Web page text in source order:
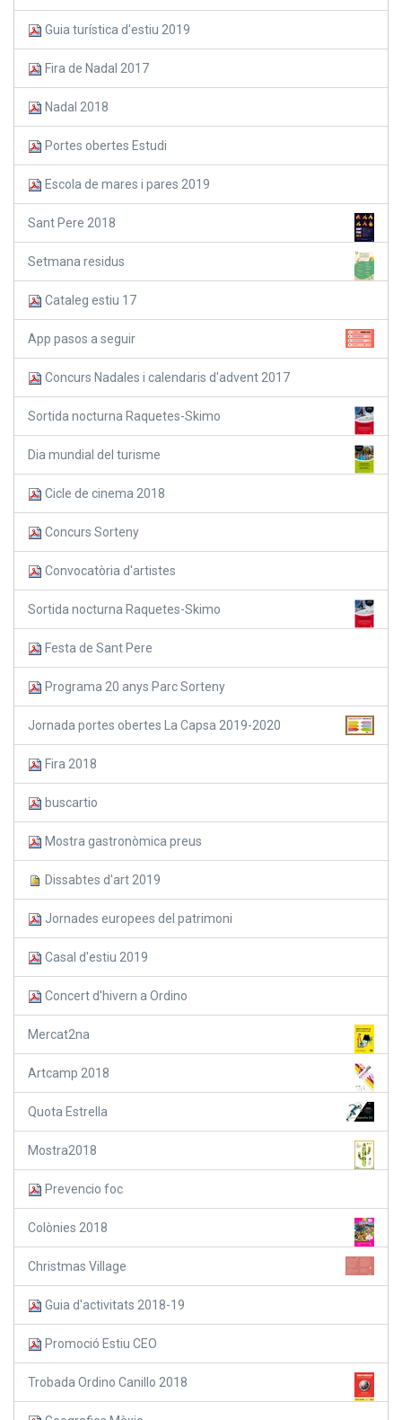
Guia turística d'estiu 2019
Fira de Nadal 2017
Nadal 2018
Portes obertes Estudi
Escola de mares i pares 2019
Sant Pere 2018
Setmana residus
Cataleg estiu 17
App pasos a seguir
Concurs Nadales i calendaris d'advent 2017
Sortida nocturna Raquetes-Skimo
Dia mundial del turisme
Cicle de cinema 2018
Concurs Sorteny
Convocatòria d'artistes
Sortida nocturna Raquetes-Skimo
Festa de Sant Pere
Programa 20 anys Parc Sorteny
Jornada portes obertes La Capsa 2019-2020
Fira 2018
buscartio
Mostra gastronòmica preus
Dissabtes d'art 2019
Jornades europees del patrimoni
Casal d'estiu 2019
Concert d'hivern a Ordino
Mercat2na
Artcamp 2018
Quota Estrella
Mostra2018
Prevencio foc
Colònies 2018
Christmas Village
Guia d'activitats 2018-19
Promoció Estiu CEO
Trobada Ordino Canillo 2018